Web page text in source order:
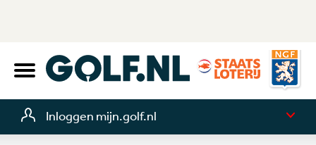
Inloggen mijn.golf.nl